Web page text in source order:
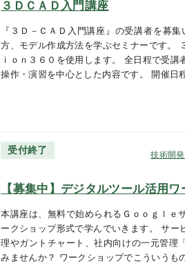
３ＤＣＡＤ入門講座
『３Ｄ－ＣＡＤ入門講座』の受講者を募
方、モデル作成方法を学ぶセミナーです。
ｉｏｎ３６０を使用します。 全日程で受
操作・演習を中心とした内容です。 開催日
技術開
受付終了
【募集中】デジタルツール活用
本講座は、無料で始められるＧｏｏｇｌｅ
ークショップ形式で学んでいきます。 サー
理やガントチャート、社内向けの一元管理
みませんか？ ワークショップでこういう